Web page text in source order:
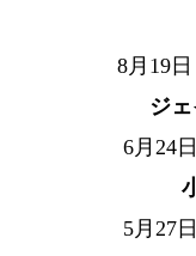
8月19
ジ
6月24
5月27